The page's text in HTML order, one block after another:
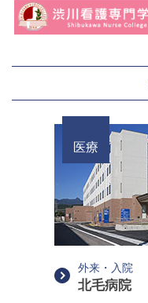
医療
外来・入院
北毛病院